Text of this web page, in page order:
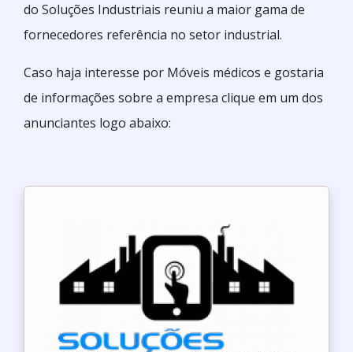
do Soluções Industriais reuniu a maior gama de
fornecedores referência no setor industrial.
Caso haja interesse por Móveis médicos e gostaria
de informações sobre a empresa clique em um dos
anunciantes logo abaixo: